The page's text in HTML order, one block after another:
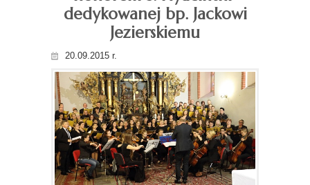
dedykowanej bp. Jackowi
Jezierskiemu
20.09.2015 r.